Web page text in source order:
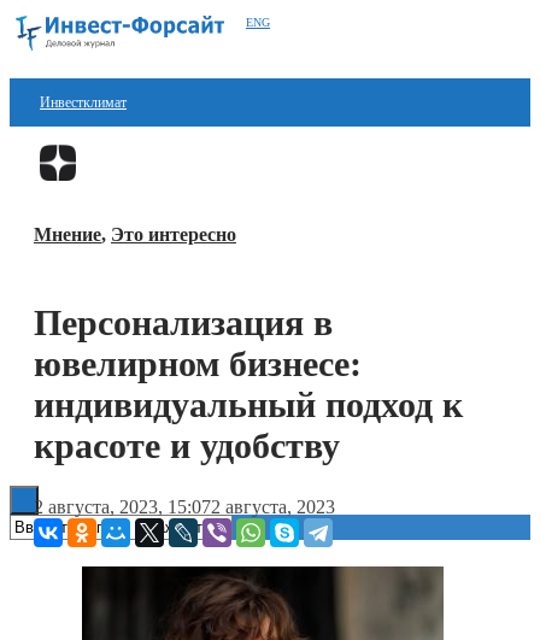
ENG
Инвестклимат
Финансы
Блокчейн
Технологии
Книги
Мнение, Это интересно
Персонализация в
ювелирном бизнесе:
индивидуальный подход к
красоте и удобству
2 августа, 2023, 15:072 августа, 2023